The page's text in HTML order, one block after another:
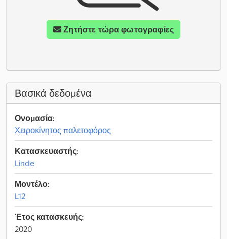
Ζητήστε τώρα φωτογραφίες
Βασικά δεδομένα
Ονομασία:
Χειροκίνητος παλετοφόρος
Κατασκευαστής:
Linde
Μοντέλο:
L12
Έτος κατασκευής:
2020